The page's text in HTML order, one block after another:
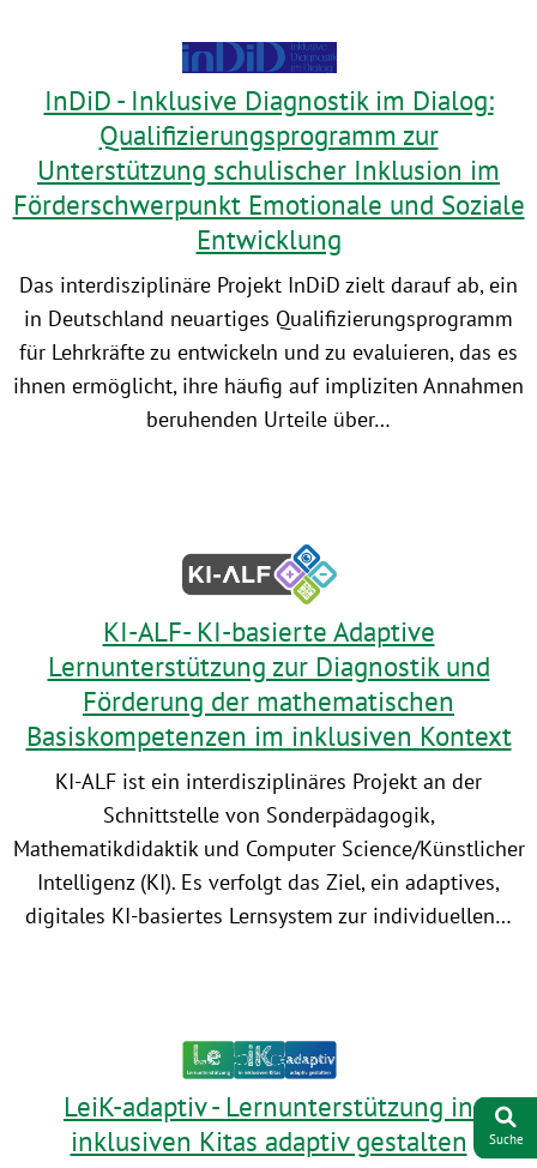
InDiD - Inklusive Diagnostik im Dialog:
Qualifizierungsprogramm zur
Unterstützung schulischer Inklusion im
Förderschwerpunkt Emotionale und Soziale
Entwicklung
Das interdisziplinäre Projekt InDiD zielt darauf ab, ein
in Deutschland neuartiges Qualifizierungsprogramm
für Lehrkräfte zu entwickeln und zu evaluieren, das es
ihnen ermöglicht, ihre häufig auf impliziten Annahmen
beruhenden Urteile über…
KI-ALF- KI-basierte Adaptive
Lernunterstützung zur Diagnostik und
Förderung der mathematischen
Basiskompetenzen im inklusiven Kontext
KI-ALF ist ein interdisziplinäres Projekt an der
Schnittstelle von Sonderpädagogik,
Mathematikdidaktik und Computer Science/Künstlicher
Intelligenz (KI). Es verfolgt das Ziel, ein adaptives,
digitales KI-basiertes Lernsystem zur individuellen…
LeiK-adaptiv - Lernunterstützung in
inklusiven Kitas adaptiv gestalten
Suche